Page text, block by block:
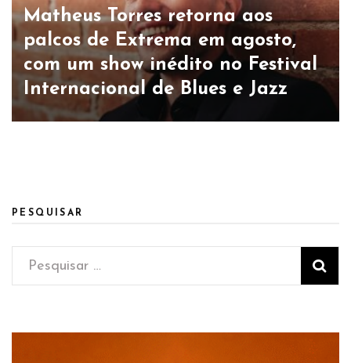
Matheus Torres retorna aos
palcos de Extrema em agosto,
com um show inédito no Festival
Internacional de Blues e Jazz
PESQUISAR
Pesquisar
por: